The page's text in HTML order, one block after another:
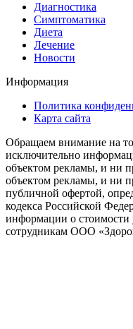
Диагностика
Cимптоматика
Диета
Лечение
Новости
Информация
Политика
Карта сайта
Обращаем внимание на
исключительно
объектом рекламы, и ни
объектом рекламы, и ни
публичной офертой,
кодекса Российской
информации о стоимости
сотрудникам ООО